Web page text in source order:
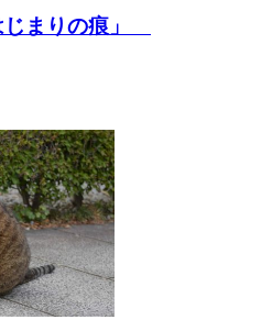
じまりの痕」